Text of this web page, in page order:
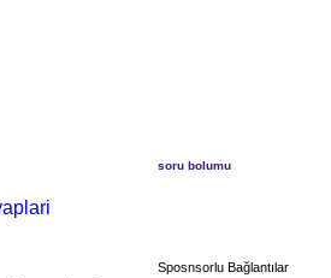
soru bolumu
Sposnsorlu Bağlantılar